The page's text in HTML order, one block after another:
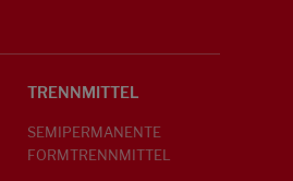
TRENNMITTEL
SEMIPERMANENTE
FORMTRENNMITTEL